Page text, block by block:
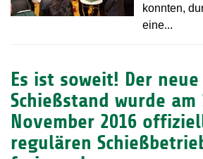
konnten,
eine...
Es ist soweit! Der neue
Schießstand wurde am
November 2016
regulären